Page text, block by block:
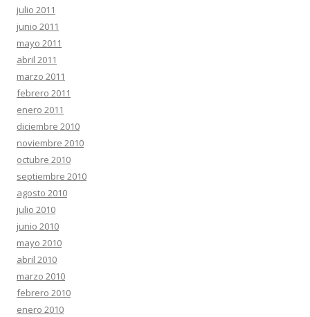
julio 2011
junio 2011
mayo 2011
abril 2011
marzo 2011
febrero 2011
enero 2011
diciembre 2010
noviembre 2010
octubre 2010
septiembre 2010
agosto 2010
julio 2010
junio 2010
mayo 2010
abril 2010
marzo 2010
febrero 2010
enero 2010